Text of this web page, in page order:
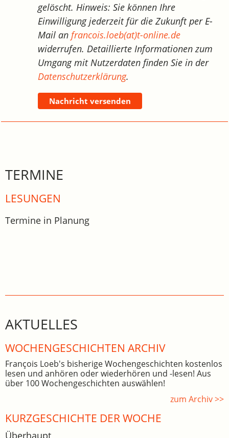
gelöscht. Hinweis: Sie können Ihre
Einwilligung jederzeit für die Zukunft per E-
Mail anfrancois.loeb(at)t-online.de
widerrufen. Detaillierte Informationen zum
Umgang mit Nutzerdaten finden Sie in der
Datenschutzerklärung.
Nachricht versenden
TERMINE
LESUNGEN
Termine in Planung
AKTUELLES
WOCHEN­GE­SCHICHTEN ARCHIV
François Loeb's bisherige Wochengeschichten kostenlos
lesen und anhören oder wiederhören und -lesen! Aus
über 100 Wochengeschichten auswählen!
zum Archiv >>
KURZGESCHICHTE DER WOCHE